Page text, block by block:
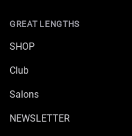
GREAT LENGTHS
SHOP
Club
Salons
NEWSLETTER